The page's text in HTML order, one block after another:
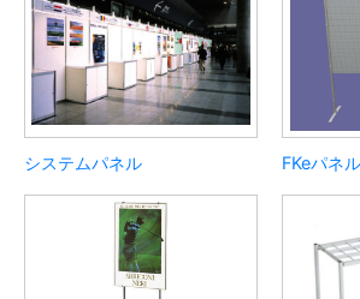
システムパネル FKeパネル